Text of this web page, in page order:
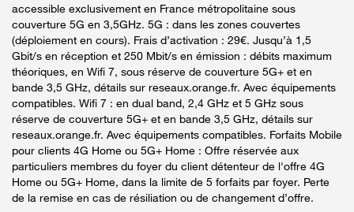
accessible exclusivement en France métropolitaine sous
couverture 5G en 3,5GHz. 5G : dans les zones couvertes
(déploiement en cours). Frais d’activation : 29€. Jusqu’à 1,5
Gbit/s en réception et 250 Mbit/s en émission : débits maximum
théoriques, en Wifi 7, sous réserve de couverture 5G+ et en
bande 3,5 GHz, détails sur reseaux.orange.fr. Avec équipements
compatibles. Wifi 7 : en dual band, 2,4 GHz et 5 GHz sous
réserve de couverture 5G+ et en bande 3,5 GHz, détails sur
reseaux.orange.fr. Avec équipements compatibles. Forfaits Mobile
pour clients 4G Home ou 5G+ Home : Offre réservée aux
particuliers membres du foyer du client détenteur de l'offre 4G
Home ou 5G+ Home, dans la limite de 5 forfaits par foyer. Perte
de la remise en cas de résiliation ou de changement d’offre.